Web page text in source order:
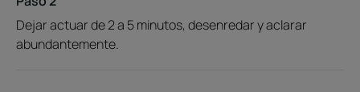
Dejar actuar de 2 a 5 minutos, desenredar y aclarar
abundantemente.